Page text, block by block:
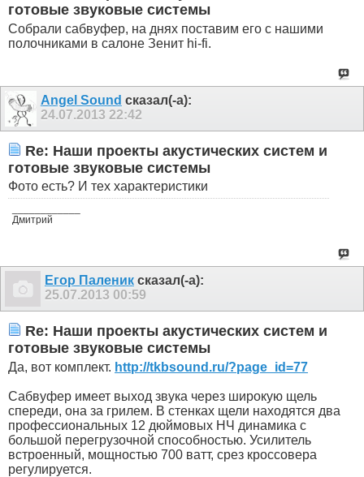
готовые звуковые системы
Собрали сабвуфер, на днях поставим его с нашими
полочниками в салоне Зенит hi-fi.
Angel Sound сказал(-а):
24.07.2013 22:42
Re: Наши проекты акустических систем и
готовые звуковые системы
Фото есть? И тех характеристики
Дмитрий
Егор Паленик сказал(-а):
25.07.2013 00:59
Re: Наши проекты акустических систем и
готовые звуковые системы
Да, вот комплект. http://tkbsound.ru/?page_id=77
Сабвуфер имеет выход звука через широкую щель
спереди, она за грилем. В стенках щели находятся два
профессиональных 12 дюймовых НЧ динамика с
большой перегрузочной способностью. Усилитель
встроенный, мощностью 700 ватт, срез кроссовера
регулируется.